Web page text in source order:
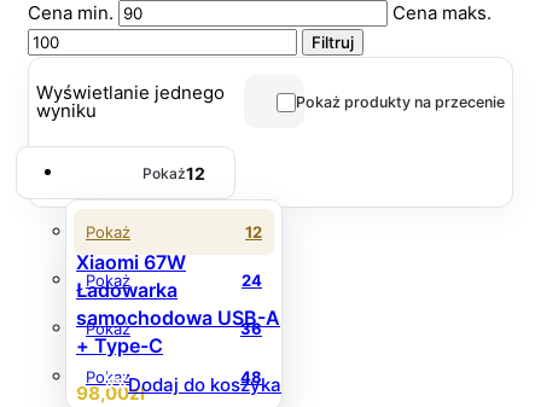
Cena min. Cena maks.
Filtruj
Wyświetlanie jednego
wyniku Pokaż produkty na przecenie
Pokaż12
Pokaż 12
Pokaż 24
Pokaż 36
Pokaż 48
Xiaomi 67W
Ładowarka
samochodowa USB-A
+ Type-C
98,00zł
Dodaj do koszyka